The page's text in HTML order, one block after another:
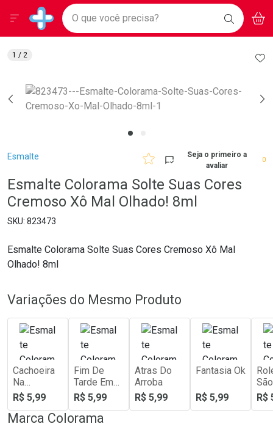
Drogarias Pacheco
Baixe nosso APP e aproveite Ofertas Exclusivas!
BAIXE
O APP
Ir direto para a home
pela página
Ir direto para o conteúdo
Ir direto para a busca
Ir direto para a conta
Ir direto para a notificações
Ir direto para o carrinho
Ir direto para o menu
Faça a sua busca
O que você precisa? BUSCAR
Menu
Breadcrumb
Esmalte
Seja o primeiro a
avaliar
0
Esmalte Colorama Solte Suas Cores
Cremoso Xô Mal Olhado! 8ml
823473
Esmalte Colorama Solte Suas Cores Cremoso Xô Mal
Olhado! 8ml
1 / 2
Variações do Mesmo Produto
Cachoeira
Na
Chapada
R$ 5,99
Fim De
Tarde Em
Floripa
R$ 5,99
Atras Do
Arroba
R$ 5,99
Fantasia Ok
R$ 5,99
R$
Marca Colorama